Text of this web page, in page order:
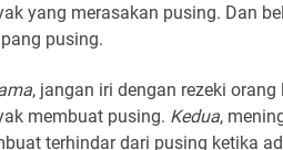
yang merasakan pusing. Dan
pusing.
, jangan iri dengan rezeki
membuat pusing. Kedua,
terhindar dari pusing ketika